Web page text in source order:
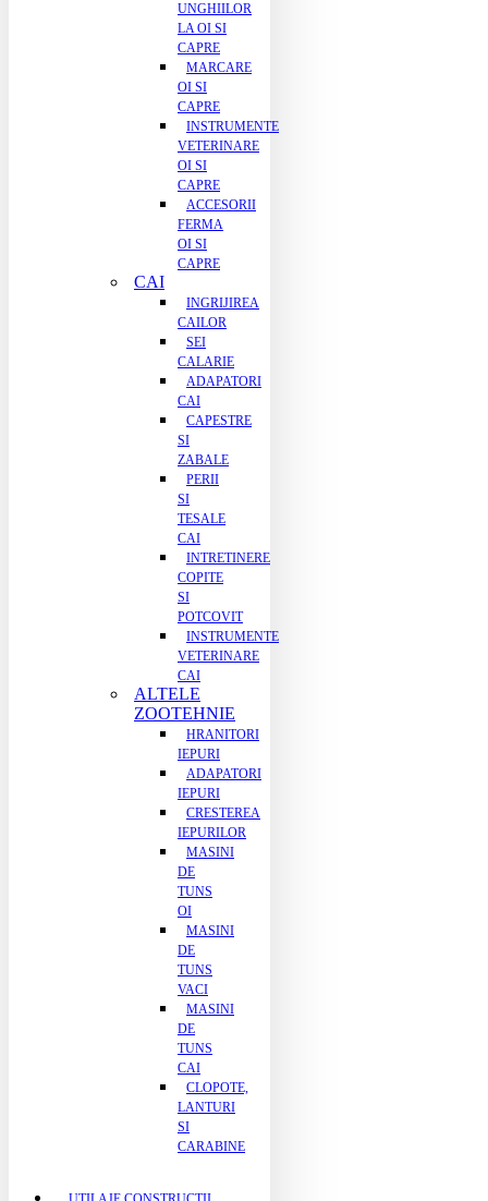
UNGHIILOR
LA OI SI
CAPRE
MARCARE
OI SI
CAPRE
INSTRUMENTE
VETERINARE
OI SI
CAPRE
ACCESORII
FERMA
OI SI
CAPRE
CAI
INGRIJIREA
CAILOR
SEI
CALARIE
ADAPATORI
CAI
CAPESTRE
SI
ZABALE
PERII
SI
TESALE
CAI
INTRETINERE
COPITE
SI
POTCOVIT
INSTRUMENTE
VETERINARE
CAI
ALTELE
ZOOTEHNIE
HRANITORI
IEPURI
ADAPATORI
IEPURI
CRESTEREA
IEPURILOR
MASINI
DE
TUNS
OI
MASINI
DE
TUNS
VACI
MASINI
DE
TUNS
CAI
CLOPOTE,
LANTURI
SI
CARABINE